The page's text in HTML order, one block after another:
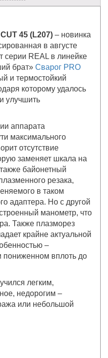
45 (L207) – новинка
в августе
серии REAL в линейке
брат» Сварог PRO
и термостойкий
которому удалось
улучшить
аппарата
максимального
отсутствие
заменяет шкала на
байонетный
резака,
в таком
адаптера. Но с другой
манометр, что
Также плазморез
крайне актуальной
–
пониженном вплоть до
легким,
недорогим –
или небольшой